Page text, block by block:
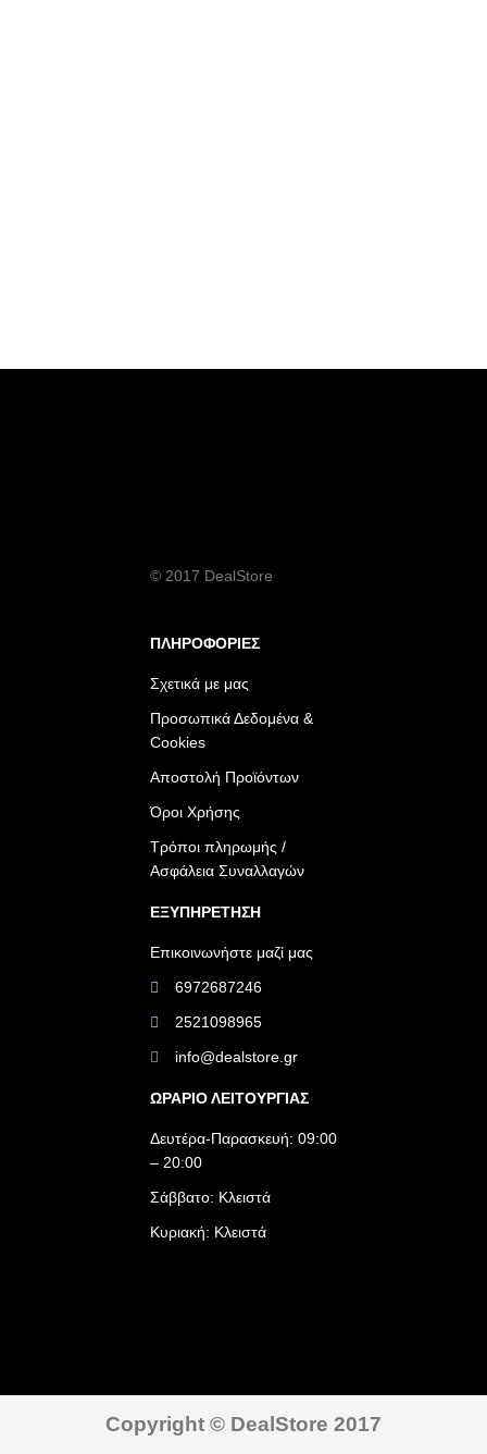
© 2017 DealStore
ΠΛΗΡΟΦΟΡΙΕΣ
Σχετικά με μας
Προσωπικά Δεδομένα &
Cookies
Αποστολή Προϊόντων
Όροι Χρήσης
Τρόποι πληρωμής /
Ασφάλεια Συναλλαγών
ΕΞΥΠΗΡΕΤΗΣΗ
Επικοινωνήστε μαζί μας
6972687246
2521098965
info@dealstore.gr
ΩΡΑΡΙΟ ΛΕΙΤΟΥΡΓΙΑΣ​
Δευτέρα-Παρασκευή: 09:00
– 20:00
Σάββατο: Κλειστά
Κυριακή: Κλειστά
Copyright © DealStore 2017